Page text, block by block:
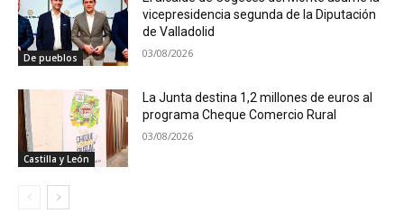
De pueblos
vicepresidencia segunda de la Diputación
de Valladolid
03/08/2026
Castilla y León
La Junta destina 1,2 millones de euros al
programa Cheque Comercio Rural
03/08/2026